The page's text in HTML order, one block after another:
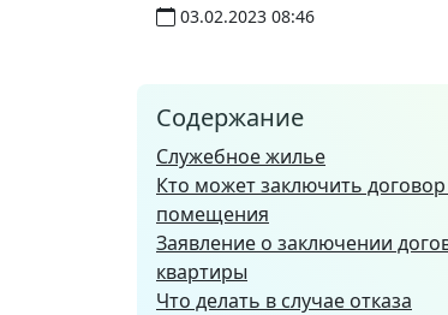
03.02.2023 08:46
Содержание
Служебное жилье
Кто может заключить
помещения
Заявление о заключении
квартиры
Что делать в случае отказа